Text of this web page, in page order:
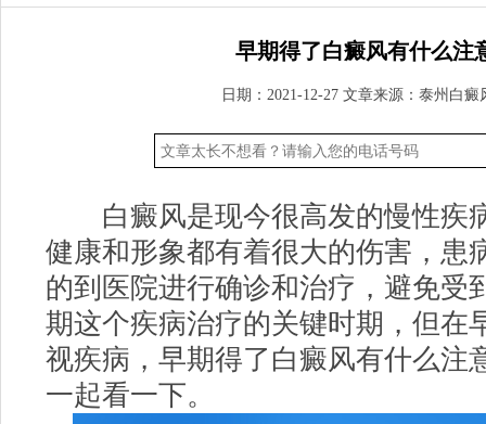
早期得了白癜风有什么注
日期：2021-12-27 文章来源： 泰州白癜
白癜风是现今很高发的慢性疾
健康和形象都有着很大的伤害，患
的到医院进行确诊和治疗，避免受
期这个疾病治疗的关键时期，但在
视疾病，早期得了白癜风有什么注
一起看一下。